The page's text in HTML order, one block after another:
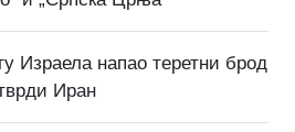
Израела напао теретни брод
Иран